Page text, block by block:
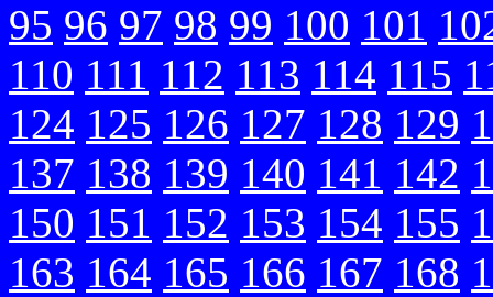
95 96 97 98 99 100 101
110 111 112 113 114 115
124 125 126 127 128 129
137 138 139 140 141 142
150 151 152 153 154 155
163 164 165 166 167 168